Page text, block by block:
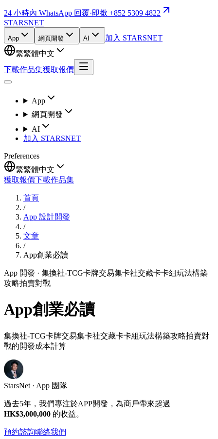
24 小時內 WhatsApp 回覆·即撳 +852 5309 4822
STARSNET
App 網頁開發 AI
加入 STARSNET
繁繁體中文
下載作品集獲取報價
App
網頁開發
AI
加入 STARSNET
Preferences
繁繁體中文
獲取報價下載作品集
首頁
/
App 設計開發
/
文章
/
App創業必讀
App 開發 · 集換社-TCG卡牌交易集卡社交藏卡卡組玩法構築
攻略拍賣對戰
App創業必讀
集換社-TCG卡牌交易集卡社交藏卡卡組玩法構築攻略拍賣對
戰的開發成本計算
StarsNet · App 團隊
過去5年，我們專注於APP開發，為商戶帶來超過
HK$3,000,000 的收益。
預約諮詢聯絡我們